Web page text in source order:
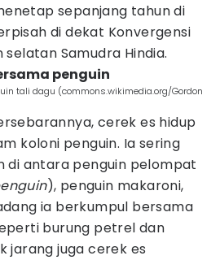
sepanjang tahun di
di dekat Konvergensi
Samudra Hindia.
penguin
tali dagu (commons.wikimedia.org/Gordon
cerek es hidup
koloni penguin. Ia sering
di antara penguin pelompat
), penguin makaroni,
ia berkumpul bersama
burung petrel dan
jarang juga cerek es